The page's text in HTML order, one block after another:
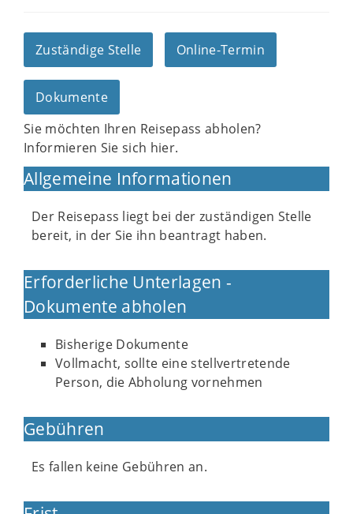
Zuständige Stelle Online-Termin
Dokumente
Sie möchten Ihren Reisepass abholen?
Informieren Sie sich hier.
Allgemeine Informationen
Der Reisepass liegt bei der zuständigen Stelle
bereit, in der Sie ihn beantragt haben.
Erforderliche Unterlagen -
Dokumente abholen
Bisherige Dokumente
Vollmacht, sollte eine stellvertretende
Person, die Abholung vornehmen
Gebühren
Es fallen keine Gebühren an.